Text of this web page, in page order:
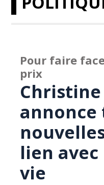
Pour faire
prix
annonce
lien
vie